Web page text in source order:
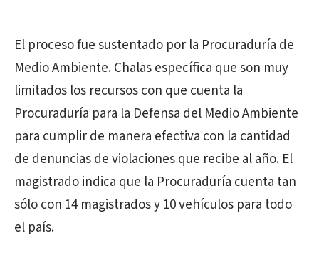
El proceso fue sustentado por la Procuraduría de
Medio Ambiente. Chalas específica que son muy
limitados los recursos con que cuenta la
Procuraduría para la Defensa del Medio Ambiente
para cumplir de manera efectiva con la cantidad
de denuncias de violaciones que recibe al año. El
magistrado indica que la Procuraduría cuenta tan
sólo con 14 magistrados y 10 vehículos para todo
el país.